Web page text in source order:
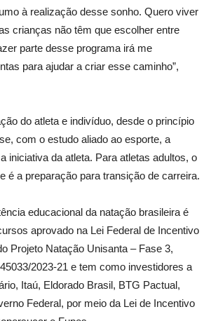
à realização desse sonho. Quero viver
crianças não têm que escolher entre
parte desse programa irá me
para ajudar a criar esse caminho”,
do atleta e indivíduo, desde o princípio
com o estudo aliado ao esporte, a
iniciativa da atleta. Para atletas adultos, o
é a preparação para transição de carreira.
educacional da natação brasileira é
aprovado na Lei Federal de Incentivo
Projeto Natação Unisanta – Fase 3,
2023-21 e tem como investidores a
Itaú, Eldorado Brasil, BTG Pactual,
Federal, por meio da Lei de Incentivo